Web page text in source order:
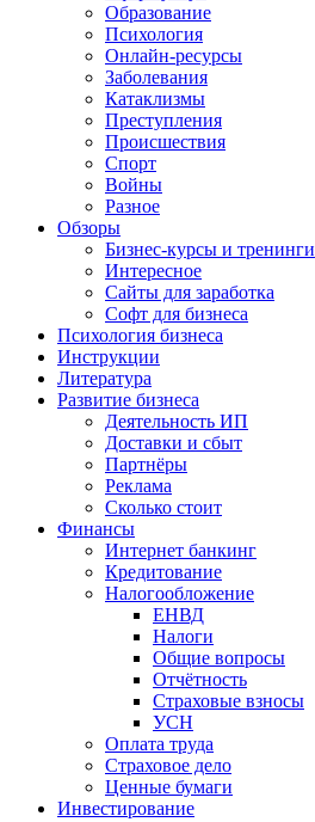
Образование
Психология
Онлайн-ресурсы
Заболевания
Катаклизмы
Преступления
Происшествия
Спорт
Войны
Разное
Обзоры
Бизнес-курсы и тренинги
Интересное
Сайты для заработка
Софт для бизнеса
Психология бизнеса
Инструкции
Литература
Развитие бизнеса
Деятельность ИП
Доставки и сбыт
Партнёры
Реклама
Сколько стоит
Финансы
Интернет банкинг
Кредитование
Налогообложение
ЕНВД
Налоги
Общие вопросы
Отчётность
Страховые взносы
УСН
Оплата труда
Страховое дело
Ценные бумаги
Инвестирование